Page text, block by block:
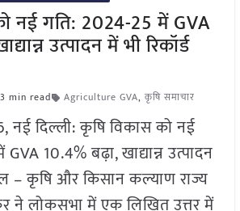
नई गति: 2024-25 में GVA
उत्पादन में भी रिकॉर्ड
3 min read Agriculture GVA, कृषि समाचार
नई दिल्ली: कृषि विकास को नई
10.4% बढ़ा, खाद्यान्न उत्पादन
– कृषि और किसान कल्याण राज्य